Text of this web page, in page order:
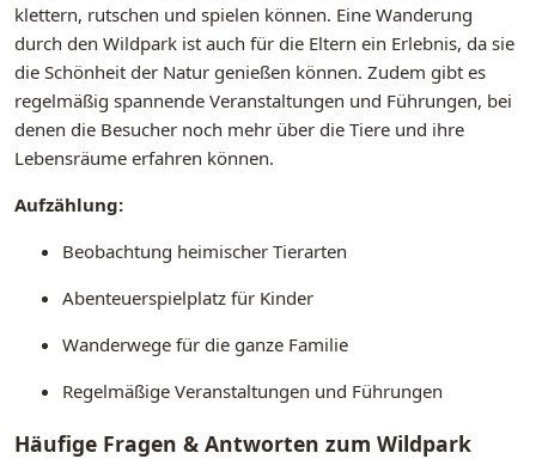
klettern, rutschen und spielen können. Eine Wanderung
durch den Wildpark ist auch für die Eltern ein Erlebnis, da sie
die Schönheit der Natur genießen können. Zudem gibt es
regelmäßig spannende Veranstaltungen und Führungen, bei
denen die Besucher noch mehr über die Tiere und ihre
Lebensräume erfahren können.
Aufzählung:
Beobachtung heimischer Tierarten
Abenteuerspielplatz für Kinder
Wanderwege für die ganze Familie
Regelmäßige Veranstaltungen und Führungen
Häufige Fragen & Antworten zum Wildpark